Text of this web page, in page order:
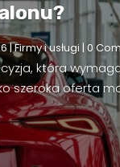
|Firmy i usługi | 0
która
szeroka oferta